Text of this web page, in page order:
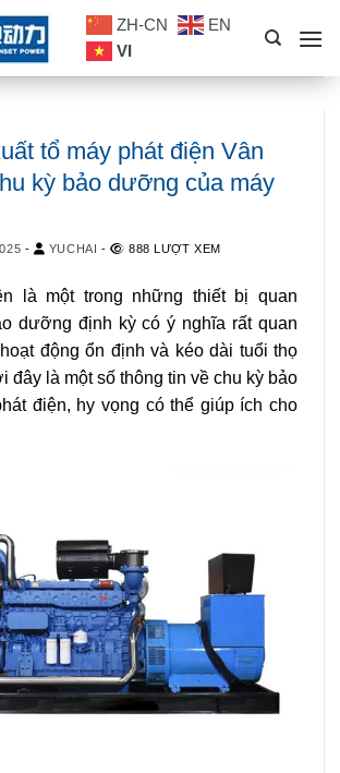
ZH-CN
EN
VI
tổ máy phát điện Vân
kỳ bảo dưỡng của máy
- YUCHAI - 888 LƯỢT XEM
là một trong những thiết bị quan
dưỡng định kỳ có ý nghĩa rất quan
động ổn định và kéo dài tuổi thọ
đây là một số thông tin về chu kỳ bảo
điện, hy vọng có thể giúp ích cho